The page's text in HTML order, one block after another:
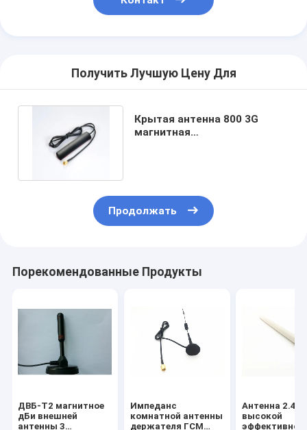
Получить Лучшую Цену Для
Крытая антенна 800 3G
магнитная
Продолжать
Порекомендованные Продукты
ДВБ-Т2 магнитное
дБи внешней
антенны 3
Импеданс
комнатной антенны
держателя ГСМ
Антенна 2.4Г
высокой